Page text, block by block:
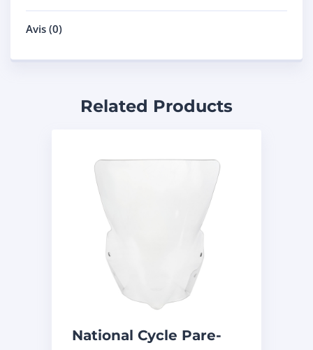
Avis (0)
Related Products
National Cycle Pare-